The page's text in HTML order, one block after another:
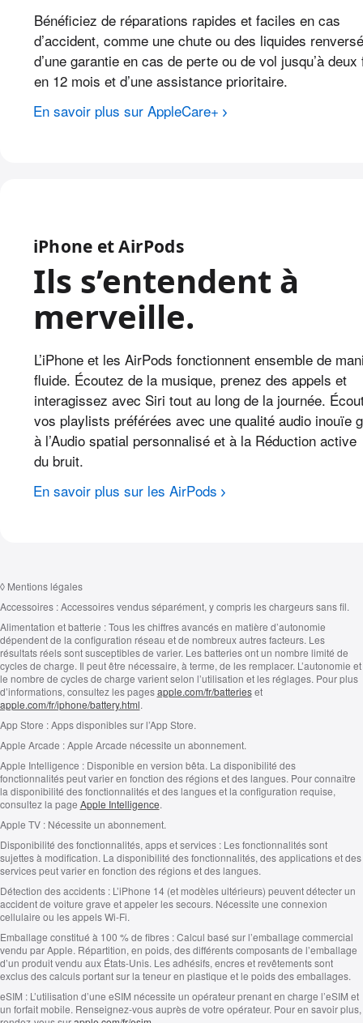
Bénéficiez de réparations rapides et faciles en cas
d’accident, comme une chute ou des liquides
d’une garantie en cas de perte ou de vol jusqu’à deux
en 12 mois et d’une assistance prioritaire.
En savoir plus sur AppleCare+
iPhone et AirPods
Ils s’entendent à
merveille.
L’iPhone et les AirPods fonctionnent ensemble de
fluide. Écoutez de la musique, prenez des appels et
interagissez avec Siri tout au long de la journée.
vos playlists préférées avec une qualité audio inouïe
à l’Audio spatial personnalisé et à la Réduction active
du bruit.
En savoir plus sur les AirPods
◊ Mentions légales
Accessoires :Accessoires vendus séparément, y compris les chargeurs sans fil.
Alimentation et batterie :Tous les chiffres avancés en matière d’autonomie
dépendent de la configuration réseau et de nombreux autres facteurs. Les
résultats réels sont susceptibles de varier. Les batteries ont un nombre limité de
cycles de charge. Il peut être néces­saire, à terme, de les remplacer. L’autonomie et
le nombre de cycles de charge varient selon l’utilisation et les réglages. Pour plus
d’informations, consultez les pagesapple.com/fr/batterieset
apple.com/fr/iphone/battery.html.
App Store :Apps disponibles sur l’App Store.
Apple Arcade :Apple Arcade nécessite un abonnement.
Apple Intelligence :Disponible en version bêta. La disponibilité des
fonctionnalités peut varier en fonction des régions et des langues. Pour connaître
la disponibilité des fonctionnalités et des langues et la configuration requise,
consultez la page Apple Intelligence.
Apple TV :Nécessite un abonnement.
Disponibilité des fonctionnalités, apps et services :Les fonctionnalités sont
sujettes à modification. La disponibilité des fonctionnalités, des applications et des
services peut varier en fonction des régions et des langues.
Détection des accidents :L’iPhone 14 (et modèles ultérieurs) peuvent détecter un
accident de voiture grave et appeler les secours. Nécessite une connexion
cellulaire ou les appels Wi‑Fi.
Emballage constitué à 100 % de fibres :Calcul basé sur l’emballage commercial
vendu par Apple. Répartition, en poids, des différents composants de l’emballage
d’un produit vendu aux États-Unis. Les adhésifs, encres et revêtements sont
exclus des calculs portant sur la teneur en plastique et le poids des emballages.
eSIM :L’utilisation d’une eSIM nécessite un opérateur prenant en charge l’eSIM et
un forfait mobile. Renseignez‑vous auprès de votre opérateur. Pour en savoir plus,